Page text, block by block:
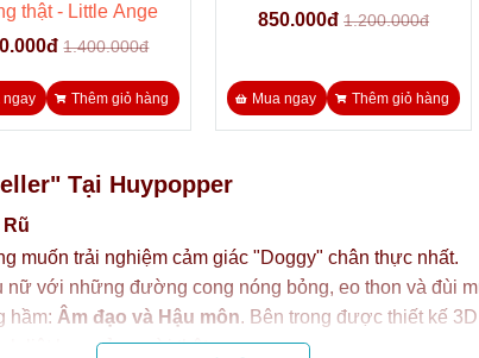
thật - Little Ange
1.400.000đ
ngay Thêm giỏ hàng
850.000đ 1.200.000đ
Mua ngay Thêm giỏ hàng
Tại Huypopper
muốn trải nghiệm cảm giác "Doggy" chân thực nhất.
nữ với những đường cong nóng bỏng, eo thon và đùi
hầm: Âm đạo và Hậu môn. Bên trong được thiết kế
liệt hơn cả người thật.